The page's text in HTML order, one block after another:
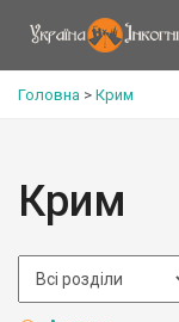
Головна > Крим
Крим